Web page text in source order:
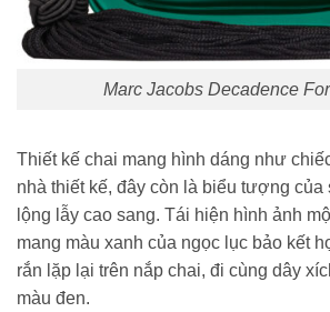
Marc Jacobs Decadence
Thiết kế chai mang hình dáng như
nhà thiết kế, đây còn là biểu tượng của
lộng lẫy cao sang. Tái hiện hình ảnh
mang màu xanh của ngọc lục bảo kết
rắn lặp lại trên nắp chai, đi cùng dây
màu đen.